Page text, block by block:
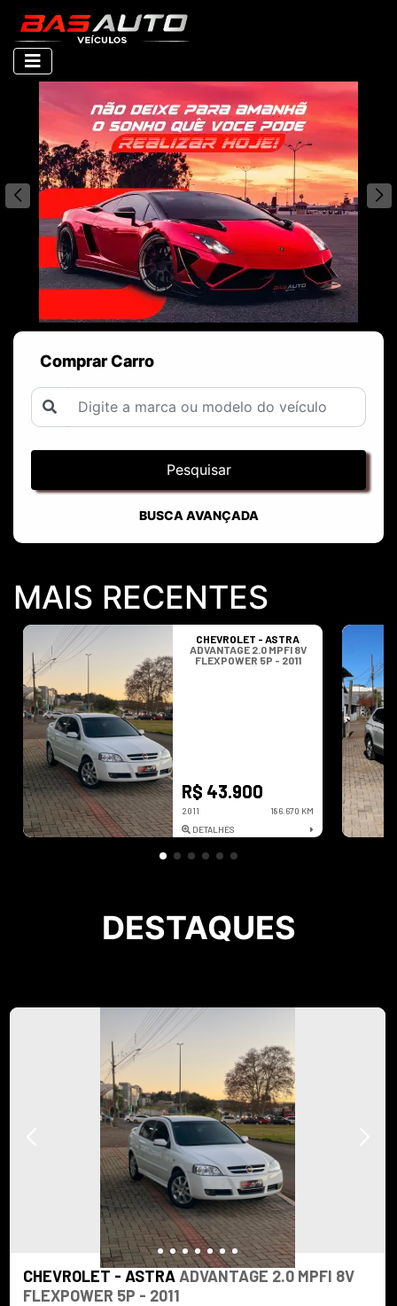
Comprar Carro
Pesquisar
BUSCA AVANÇADA
MAIS RECENTES
CHEVROLET - ASTRA
ADVANTAGE 2.0 MPFI 8V
FLEXPOWER 5P - 2011
R$ 43.900
2011
186.670 KM
DETALHES
DESTAQUES
CHEVROLET - ASTRA ADVANTAGE 2.0 MPFI 8V
FLEXPOWER 5P - 2011